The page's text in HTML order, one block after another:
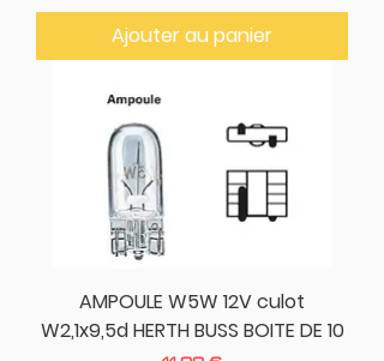
Ajouter au panier
AMPOULE W5W 12V culot
W2,1x9,5d HERTH BUSS BOITE DE 10